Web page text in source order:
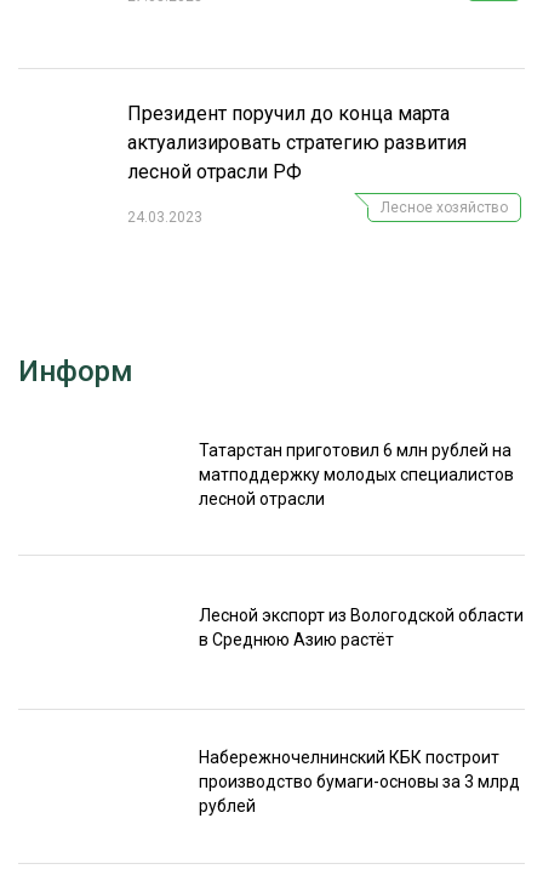
Президент поручил до конца марта
актуализировать стратегию развития
лесной отрасли РФ
24.03.2023
Лесное хозяйство
Информ
Татарстан приготовил 6 млн рублей на
матподдержку молодых специалистов
лесной отрасли
Лесной экспорт из Вологодской области
в Среднюю Азию растёт
Набережночелнинский КБК построит
производство бумаги-основы за 3 млрд
рублей